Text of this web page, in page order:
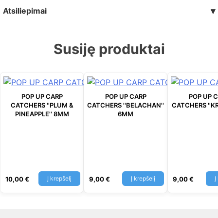
Atsiliepimai ▾
Susiję produktai
POP UP CARP
CATCHERS ''PLUM &
PINEAPPLE'' 8MM
10,00€ Į krepšelį
POP UP CARP
CATCHERS ''BELACHAN''
6MM
9,00€ Į krepšelį
POP UP
CATCHERS
9,00€ Į